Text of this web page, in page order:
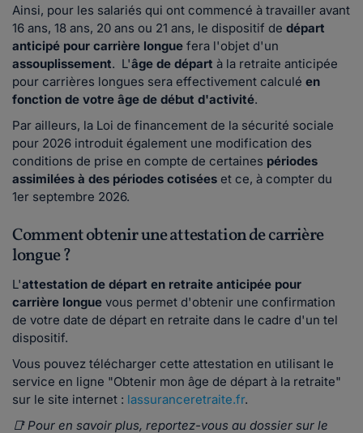
Ainsi, pour les salariés qui ont commencé à travailler avant
16 ans, 18 ans, 20 ans ou 21 ans, le dispositif de départ
anticipé pour carrière longue fera l'objet d'un
assouplissement. L'âge de départ à la retraite anticipée
pour carrières longues sera effectivement calculé en
fonction de votre âge de début d'activité.
Par ailleurs, la Loi de financement de la sécurité sociale
pour 2026 introduit également une modification des
conditions de prise en compte de certaines périodes
assimilées à des périodes cotisées et ce, à compter du
1er septembre 2026.
Comment obtenir une attestation de carrière
longue ?
L'attestation de départ en retraite anticipée pour
carrière longue vous permet d'obtenir une confirmation
de votre date de départ en retraite dans le cadre d'un tel
dispositif.
Vous pouvez télécharger cette attestation en utilisant le
service en ligne "Obtenir mon âge de départ à la retraite"
sur le site internet : lassuranceretraite.fr.
📑 Pour en savoir plus, reportez-vous au dossier sur le